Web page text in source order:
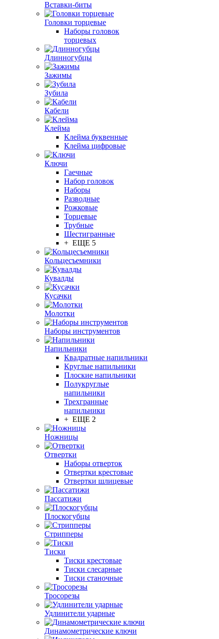
Вставки-биты
Головки торцевые
Наборы головок
торцевых
Длинногубцы
Зажимы
Зубила
Кабели
Клейма
Клейма буквенные
Клейма цифровые
Ключи
Гаечные
Набор головок
Наборы
Разводные
Рожковые
Торцевые
Трубные
Шестигранные
+ ЕЩЕ 5
Кольцесъемники
Кувалды
Кусачки
Молотки
Наборы инструментов
Напильники
Квадратные напильники
Круглые напильники
Плоские напильники
Полукруглые
напильники
Трехгранные
напильники
+ ЕЩЕ 2
Ножницы
Отвертки
Наборы отверток
Отвертки крестовые
Отвертки шлицевые
Пассатижи
Плоскогубцы
Стрипперы
Тиски
Тиски крестовые
Тиски слесарные
Тиски станочные
Тросорезы
Удлинители ударные
Динамометрические ключи